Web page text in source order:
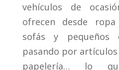
vehículos de
ofrecen desde
sofás y pequeños
pasando por
papelería… lo